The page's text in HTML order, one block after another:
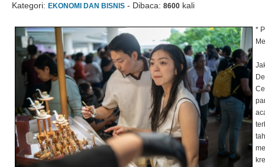
Kategori: EKONOMI DAN BISNIS - Dibaca: 8600 kali
*